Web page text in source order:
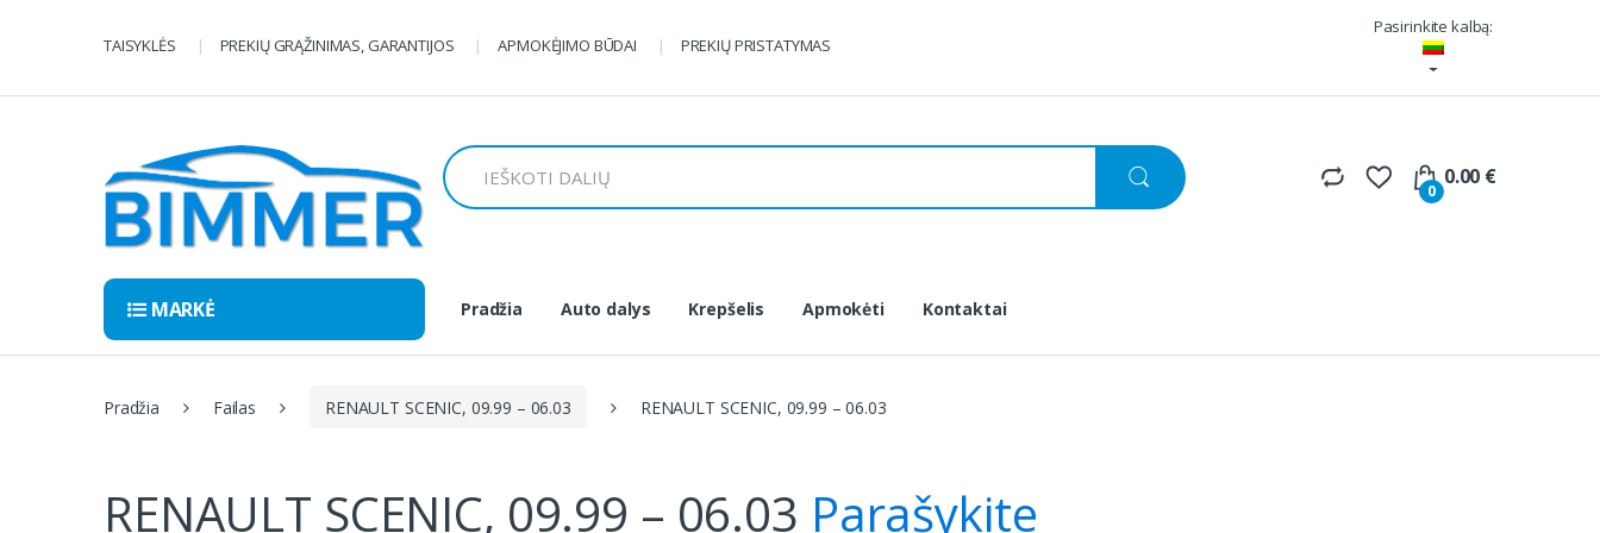
TAISYKLĖS PREKIŲ GRĄŽINIMAS, GARANTIJOS APMOKĖJIMO BŪDAI PREKIŲ PRISTATYMAS
Pasirinkite kalbą:
Ieškoti:
0
0.00 €
MARKĖ Pradžia Auto dalys Krepšelis Apmokėti Kontaktai
Pradžia Failas RENAULT SCENIC, 09.99 – 06.03 RENAULT SCENIC, 09.99 – 06.03
RENAULT SCENIC, 09.99 – 06.03 Parašykite